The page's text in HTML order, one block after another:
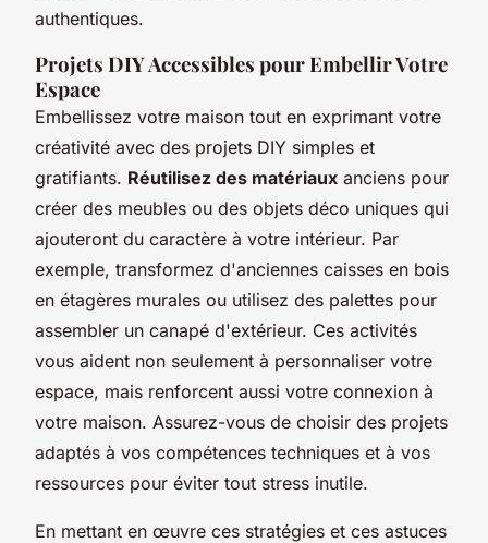
authentiques.
Projets DIY Accessibles pour Embellir Votre
Espace
Embellissez votre maison tout en exprimant votre
créativité avec des projets DIY simples et
gratifiants. Réutilisez des matériaux anciens pour
créer des meubles ou des objets déco uniques qui
ajouteront du caractère à votre intérieur. Par
exemple, transformez d'anciennes caisses en bois
en étagères murales ou utilisez des palettes pour
assembler un canapé d'extérieur. Ces activités
vous aident non seulement à personnaliser votre
espace, mais renforcent aussi votre connexion à
votre maison. Assurez-vous de choisir des projets
adaptés à vos compétences techniques et à vos
ressources pour éviter tout stress inutile.
En mettant en œuvre ces stratégies et ces astuces